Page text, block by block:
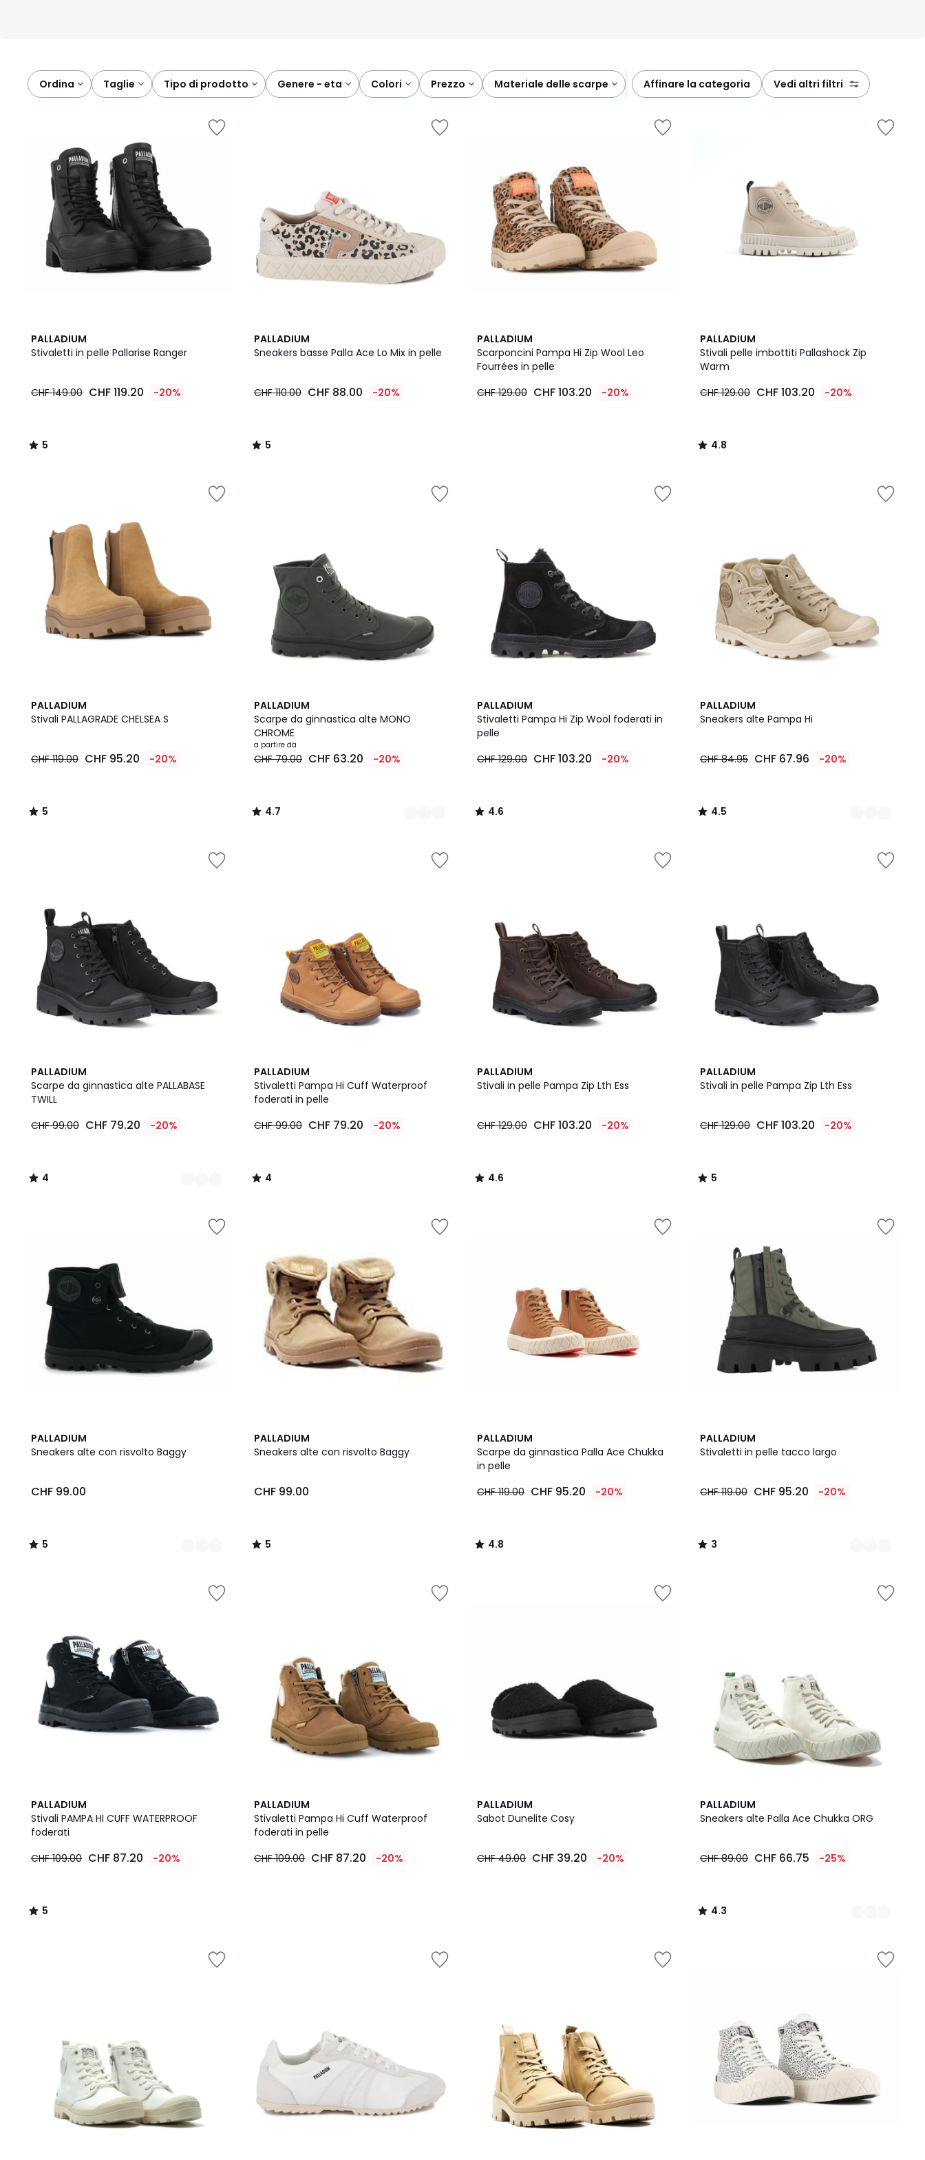
Ordina taglie tipo di prodotto genere - eta colori prezzo materiale delle scarpe affinare la categoria vedi altri filtri
PALLADIUM
Stivaletti in pelle Pallarise Ranger
119.20
149.00
CHF 149.00 CHF 119.20 -20%
5
/
5
/
PALLADIUM
Sneakers basse Palla Ace Lo Mix in pelle
CHF 110.00 CHF 88.00 -20%
5
/
5
/
PALLADIUM
Scarponcini Pampa Hi Zip Wool Leo
Fourrées in pelle
CHF 129.00 CHF 103.20 -20%
PALLADIUM
Stivali pelle imbottiti Pallashock Zip
Warm
CHF 129.00 CHF 103.20 -20%
4.8
/ 5
4.8
/
PALLADIUM
Stivali PALLAGRADE CHELSEA S
CHF 119.00 CHF 95.20 -20%
5
/
5
/
PALLADIUM
Scarpe da ginnastica alte MONO
CHROME
a partire da
CHF 79.00 CHF 63.20 -20%
4.7
/ 5
3
Colori
4.7
/
PALLADIUM
Stivaletti Pampa Hi Zip Wool foderati in
pelle
CHF 129.00 CHF 103.20 -20%
4.6
/ 5
4.6
/
PALLADIUM
Sneakers alte Pampa Hi
CHF 84.95 CHF 67.96 -20%
4.5
/ 5
2
Colori
4.5
/
PALLADIUM
Scarpe da ginnastica alte PALLABASE
TWILL
CHF 99.00 CHF 79.20 -20%
4
/
5
2
Colori
4
/
PALLADIUM
Stivaletti Pampa Hi Cuff Waterproof
foderati in pelle
CHF 99.00 CHF 79.20 -20%
4
/
5
4
/
PALLADIUM
Stivali in pelle Pampa Zip Lth Ess
CHF 129.00 CHF 103.20 -20%
4.6
/ 5
4.6
/
PALLADIUM
Stivali in pelle Pampa Zip Lth Ess
CHF 129.00 CHF 103.20 -20%
5
/
5
/
PALLADIUM
Sneakers alte con risvolto Baggy
CHF 99.00
5
/
2
Colori
5
/
PALLADIUM
Sneakers alte con risvolto Baggy
CHF 99.00
5
/
5
/
PALLADIUM
Scarpe da ginnastica Palla Ace Chukka
in pelle
CHF 119.00 CHF 95.20 -20%
4.8
/ 5
4.8
/
PALLADIUM
Stivaletti in pelle tacco largo
CHF 119.00 CHF 95.20 -20%
3
/
2
Colori
3
/
PALLADIUM
Stivali PAMPA HI CUFF WATERPROOF
foderati
CHF 109.00 CHF 87.20 -20%
5
/
5
5
/
PALLADIUM
Stivaletti Pampa Hi Cuff Waterproof
foderati in pelle
CHF 109.00 CHF 87.20 -20%
PALLADIUM
Sabot Dunelite Cosy
CHF 49.00 CHF 39.20 -20%
PALLADIUM
Sneakers alte Palla Ace Chukka ORG
CHF 89.00 CHF 66.75 -25%
4.3
/ 5
4
Colori
4.3
/